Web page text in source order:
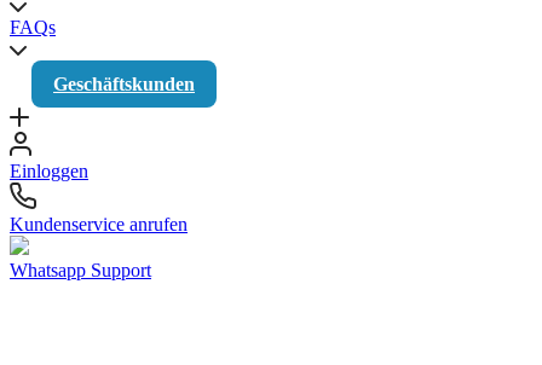
FAQs
Geschäftskunden
Einloggen
Kundenservice anrufen
Whatsapp Support